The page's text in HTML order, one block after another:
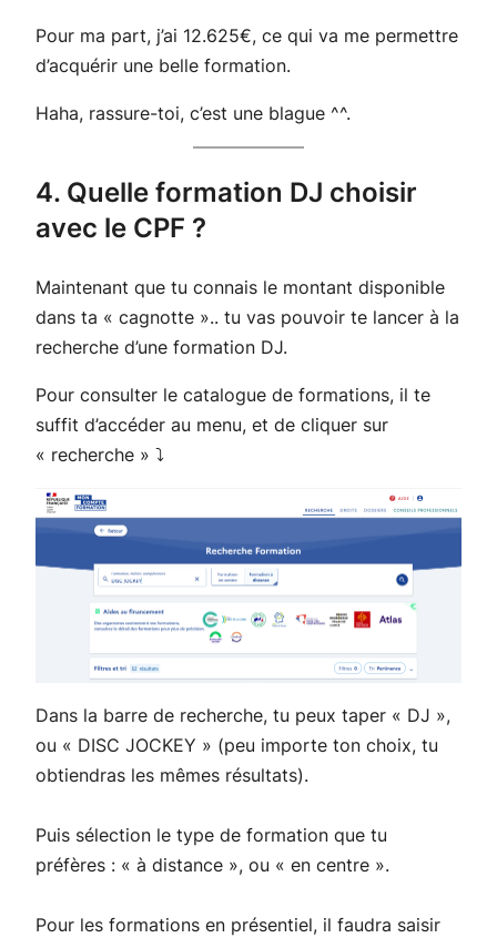
Pour ma part, j’ai 12.625€, ce qui va me permettre
d’acquérir une belle formation.
Haha, rassure-toi, c’est une blague ^^.
4. Quelle formation DJ choisir
avec le CPF ?
Maintenant que tu connais le montant disponible
dans ta « cagnotte ».. tu vas pouvoir te lancer à la
recherche d’une formation DJ.
Pour consulter le catalogue de formations, il te
suffit d’accéder au menu, et de cliquer sur
« recherche » ⤵
Dans la barre de recherche, tu peux taper « DJ »,
ou « DISC JOCKEY » (peu importe ton choix, tu
obtiendras les mêmes résultats).
Puis sélection le type de formation que tu
préfères : « à distance », ou « en centre ».
Pour les formations en présentiel, il faudra saisir